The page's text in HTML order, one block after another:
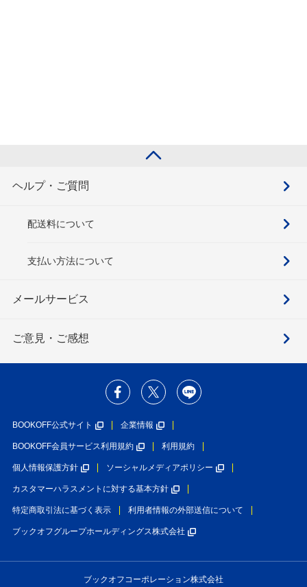
ヘルプ・ご質問
配送料について
支払い方法について
メールサービス
ご意見・ご感想
BOOKOFF公式サイト 企業情報
BOOKOFF会員サービス利用規約 利用規約
個人情報保護方針 ソーシャルメディアポリシー
カスタマーハラスメントに対する基本方針
特定商取引法に基づく表示 利用者情報の外部送信について
ブックオフグループホールディングス株式会社
ブックオフコーポレーション株式会社